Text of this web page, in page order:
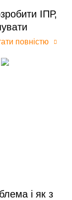
ІПР,
повністю
і як з